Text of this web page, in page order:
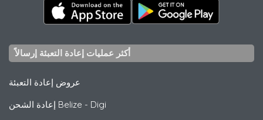
أكثر عمليات إعادة التعبئة إرسالاً
عروض إعادة التعبئة
إعادة الشحن Belize - Digi